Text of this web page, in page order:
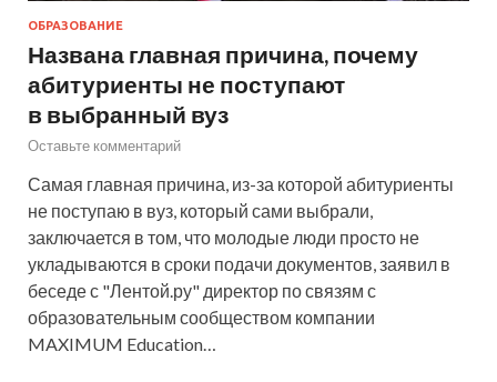
ОБРАЗОВАНИЕ
Названа главная причина, почему
абитуриенты не поступают
в выбранный вуз
Оставьте комментарий
Самая главная причина, из-за которой абитуриенты
не поступаю в вуз, который сами выбрали,
заключается в том, что молодые люди просто не
укладываются в сроки подачи документов, заявил в
беседе с "Лентой.ру" директор по связям с
образовательным сообществом компании
MAXIMUM Education…